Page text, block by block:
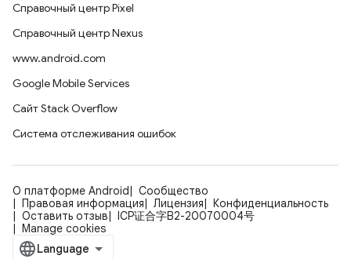
Справочный центр Pixel
Справочный центр Nexus
www.android.com
Google Mobile Services
Сайт Stack Overflow
Система отслеживания ошибок
О платформе Android
Сообщество
Правовая информация
Лицензия
Конфиденциальность
Оставить отзыв
ICP证合字B2-20070004号
Manage cookies